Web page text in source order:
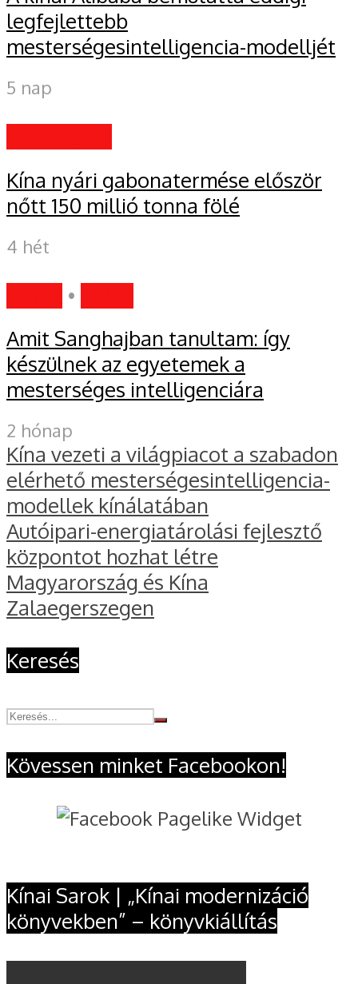
legfejlettebb
mesterségesintelligencia-modelljét
5 nap
Kína nyári gabonatermése először
nőtt 150 millió tonna fölé
4 hét
•
Amit Sanghajban tanultam: így
készülnek az egyetemek a
mesterséges intelligenciára
2 hónap
Kína vezeti a világpiacot a szabadon
elérhető mesterségesintelligencia-
modellek kínálatában
Autóipari-energiatárolási fejlesztő
központot hozhat létre
Magyarország és Kína
Zalaegerszegen
Keresés
Kövessen minket Facebookon!
Kínai Sarok | „Kínai modernizáció
könyvekben” – könyvkiállítás